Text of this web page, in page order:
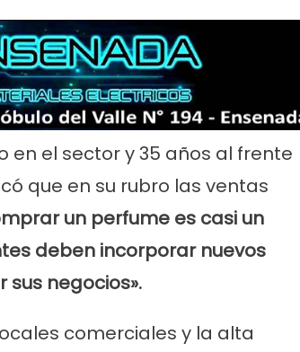
en el sector y 35 años al frente
que en su rubro las ventas
un perfume es casi un
deben incorporar nuevos
negocios».
comerciales y la alta